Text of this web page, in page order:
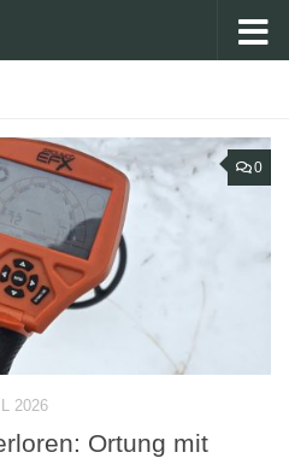
0
2026
Ortung mit